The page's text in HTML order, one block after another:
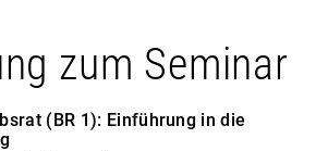
zum Seminar
(BR 1): Einführung in die